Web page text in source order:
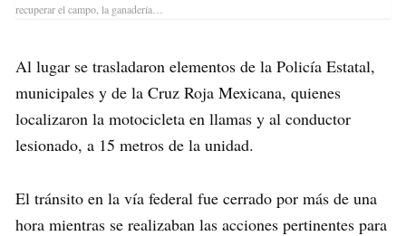
recuperar el campo, la ganadería…
Al lugar se trasladaron elementos de la Policía Estatal,
municipales y de la Cruz Roja Mexicana, quienes
localizaron la motocicleta en llamas y al conductor
lesionado, a 15 metros de la unidad.
El tránsito en la vía federal fue cerrado por más de una
hora mientras se realizaban las acciones pertinentes para